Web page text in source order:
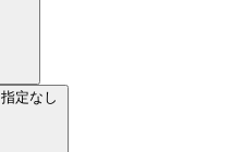
指定なし